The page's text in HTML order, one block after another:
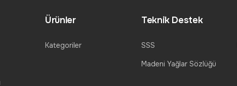
Ürünler
Kategoriler
Teknik Destek
SSS
Madeni Yağlar Sözlüğü